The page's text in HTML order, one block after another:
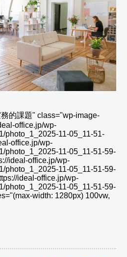
的課題" class="wp-image-
office.jp/wp-
photo_1_2025-11-05_11-51-
office.jp/wp-
photo_1_2025-11-05_11-51-59-
ideal-office.jp/wp-
photo_1_2025-11-05_11-51-59-
ideal-office.jp/wp-
photo_1_2025-11-05_11-51-59-
width: 1280px) 100vw,